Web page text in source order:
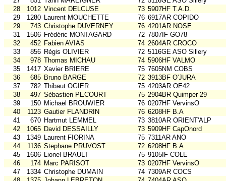
28
1012 Vincent DELCUSE 73 5907HF T.A.D.
29
1280 Laurent MOUCHETTE 76 6917AR COPIDO
29
743 Christophe DUVERNEY 76 4201AR NOSE
31
1506 Frédéric MONTAGARD 72 7807IF GO78
32
452 Fabien AVIAS 74 2604AR CROCO
33
856 Régis OLIVIER 72 5116GE ASO Sillery
34
978 Thomas MICHAU 74 5906HF VALMO
35
1417 Xavier BRIERE 75 7605NM COBS
36
685 Bruno BARGE 72 3913BF O'JURA
37
782 Thibaut OGIER 75 4203AR OE42
38
497 Sébastien PECOURT 75 2904BR Quimper 29
39
150 Michaël BROUWIER 76 0207HF VervinsO
40
1123 Gautier FLANDRIN 76 6208HF B.A
41
670 Hartmut LEMMEL 73 3810AR ORIENT'ALP
42
1065 David DESSAILLY 73 5909HF CapOnord
43
1349 Laurent FIORINA 75 7311AR ANO
44
1136 Stephane PRUVOST 72 6208HF B.A
45
1606 Lionel BRAULT 75 9105IF COLE
46
174 Marc PARISOT 73 0207HF VervinsO
47
1334 Christophe DUMAIN 74 7309AR COCS